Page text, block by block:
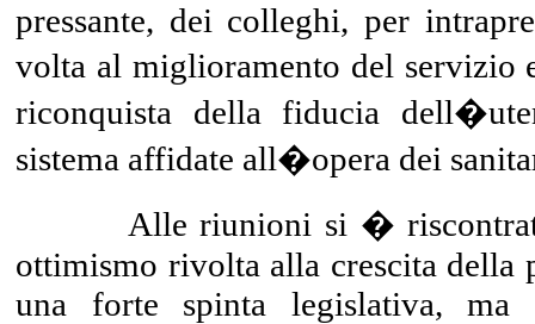
pressante, dei colleghi, per
volta al miglioramento del
riconquista della fiducia
sistema affidate all�opera dei
Alle riunioni si � riscontrata
ottimismo rivolta alla crescita della
una forte spinta legislativa, ma